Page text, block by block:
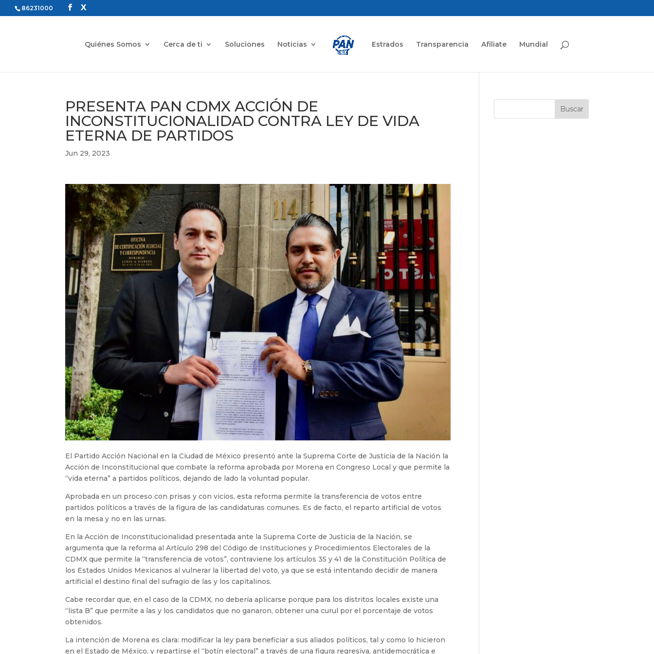
86231000
Quiénes Somos Cerca de ti Soluciones Noticias Estrados Transparencia Afíliate Mundial
PRESENTA PAN CDMX ACCIÓN DE
INCONSTITUCIONALIDAD CONTRA LEY DE VIDA
ETERNA DE PARTIDOS
Jun 29, 2023
El Partido Acción Nacional en la Ciudad de México presentó ante la Suprema Corte de Justicia de la Nación la
Acción de Inconstitucional que combate la reforma aprobada por Morena en Congreso Local y que permite la
“vida eterna” a partidos políticos, dejando de lado la voluntad popular.
Aprobada en un proceso con prisas y con vicios, esta reforma permite la transferencia de votos entre
partidos políticos a través de la figura de las candidaturas comunes. Es de facto, el reparto artificial de votos
en la mesa y no en las urnas.
En la Acción de Inconstitucionalidad presentada ante la Suprema Corte de Justicia de la Nación, se
argumenta que la reforma al Artículo 298 del Código de Instituciones y Procedimientos Electorales de la
CDMX que permite la “transferencia de votos”, contraviene los artículos 35 y 41 de la Constitución Política de
los Estados Unidos Mexicanos al vulnerar la libertad del voto, ya que se está intentando decidir de manera
artificial el destino final del sufragio de las y los capitalinos.
Cabe recordar que, en el caso de la CDMX, no debería aplicarse porque para los distritos locales existe una
“lista B” que permite a las y los candidatos que no ganaron, obtener una curul por el porcentaje de votos
obtenidos.
La intención de Morena es clara: modificar la ley para beneficiar a sus aliados políticos, tal y como lo hicieron
en el Estado de México, y repartirse el “botín electoral” a través de una figura regresiva, antidemocrática e